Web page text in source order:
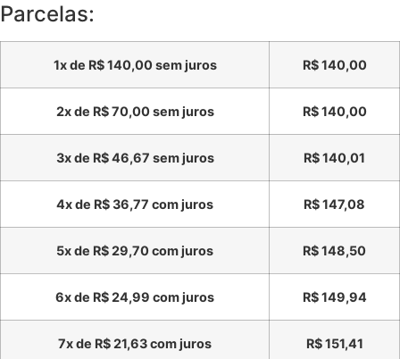
Parcelas:
1x de R$140,00sem juros R$140,00
2x de R$70,00sem juros R$140,00
3x de R$46,67 sem juros R$140,01
4x de R$36,77 com juros R$147,08
5x de R$29,70com juros R$148,50
6x de R$24,99 com juros R$149,94
7x de R$21,63com juros R$151,41